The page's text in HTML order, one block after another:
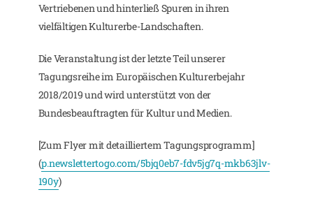
Vertriebenen und hinterließ Spuren in ihren
vielfältigen Kulturerbe-Landschaften.
Die Veranstaltung ist der letzte Teil unserer
Tagungsreihe im Europäischen Kulturerbejahr
2018/2019 und wird unterstützt von der
Bundesbeauftragten für Kultur und Medien.
[Zum Flyer mit detailliertem Tagungsprogramm]
(p.newslettertogo.com/5bjq0eb7-fdv5jg7q-mkb63jlv-
190y)